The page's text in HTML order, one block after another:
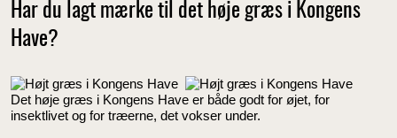
Har du lagt mærke til det høje græs i Kongens
Have?
Det høje græs i Kongens Have er både godt for øjet, for
insektlivet og for træerne, det vokser under.